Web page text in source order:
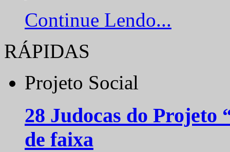
Continue Lendo...
RÁPIDAS
Projeto Social
28 Judocas do
de faixa